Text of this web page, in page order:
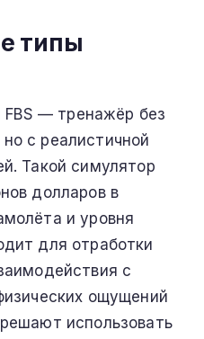
типы
FBS — тренажёр без
с реалистичной
Такой симулятор
долларов в
и уровня
для отработки
с
ощущений
использовать